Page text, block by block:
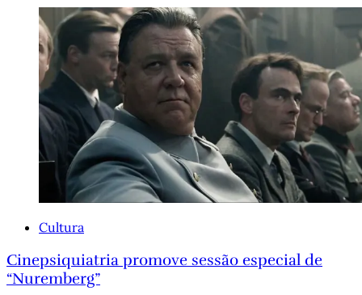
Cultura
Cinepsiquiatria promove sessão especial de
“Nuremberg”